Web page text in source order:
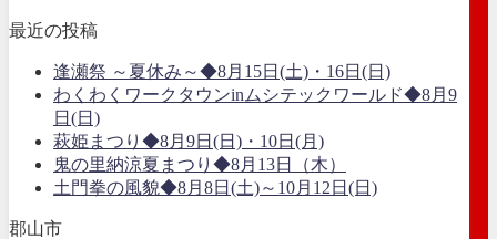
最近の投稿
逢瀬祭 ～夏休み～◆8月15日(土)・16日(日)
わくわくワークタウンinムシテックワールド◆8月9
日(日)
萩姫まつり◆8月9日(日)・10日(月)
鬼の里納涼夏まつり◆8月13日（木）
土門拳の風貌◆8月8日(土)～10月12日(日)
郡山市